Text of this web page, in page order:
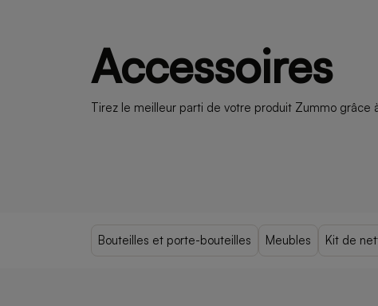
Accessoires
Tirez le meilleur parti de votre produit Zummo grâce
Bouteilles et porte-bouteilles Meubles Kit de